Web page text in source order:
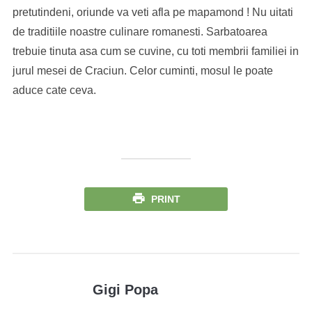
pretutindeni, oriunde va veti afla pe mapamond ! Nu uitati
de traditiile noastre culinare romanesti. Sarbatoarea
trebuie tinuta asa cum se cuvine, cu toti membrii familiei in
jurul mesei de Craciun. Celor cuminti, mosul le poate
aduce cate ceva.
PRINT
Gigi Popa